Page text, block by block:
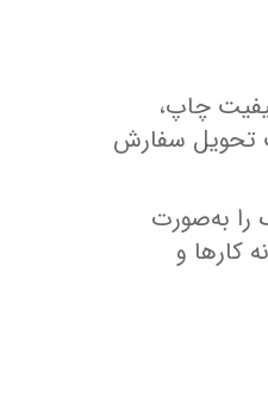
چاپ،
تحویل سفارش
را به‌صورت
کارها و